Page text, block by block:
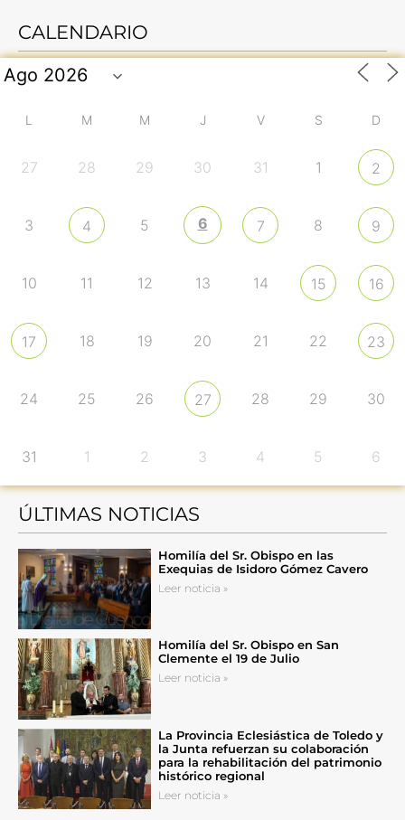
CALENDARIO
L M M J V S D
27 28 29 30 31 1 2
3 4 5 6 7 8 9
10 11 12 13 14 15 16
17 18 19 20 21 22 23
24 25 26 27 28 29 30
31 1 2 3 4 5 6
ÚLTIMAS NOTICIAS
Homilía del Sr. Obispo en las
Exequias de Isidoro Gómez Cavero
Leer noticia »
Homilía del Sr. Obispo en San
Clemente el 19 de Julio
Leer noticia »
La Provincia Eclesiástica de Toledo y
la Junta refuerzan su colaboración
para la rehabilitación del patrimonio
histórico regional
Leer noticia »